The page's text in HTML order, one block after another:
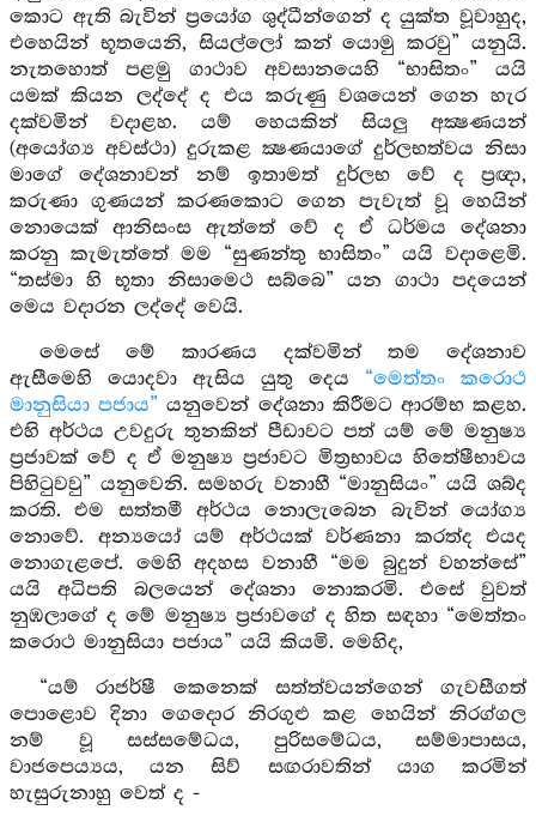
කොට ඇති බැවින් ප්‍රයෝග ශුද්ධීන්ගෙන් ද යුක්ත වූවාහුද,
එහෙයින් භූතයෙනි, සියල්ලෝ කන් යොමු කරවු” යනුයි.
නැතහොත් පළමු ගාථාව අවසානයෙහි “භාසිතං” යයි
යමක් කියන ලද්දේ ද එය කරුණු වශයෙන් ගෙන හැර
දක්වමින් වදාළහ. යම් හෙයකින් සියලු අක්‍ෂණයන්
(අයෝග්‍ය අවස්ථා) දුරුකළ ක්‍ෂණයාගේ දුර්ලභත්වය නිසා
මාගේ දේශනාවන් නම් ඉතාමත් දුර්ලභ වේ ද ප්‍රඥා,
කරුණා ගුණයන් කරණකොට ගෙන පැවැත් වූ හෙයින්
නොයෙක් ආනිසංස ඇත්තේ වේ ද ඒ ධර්මය දේශනා
කරනු කැමැත්තේ මම “සුණන්තු භාසිතං” යයි වදාළෙමි.
“තස්මා හි භූතා නිසාමෙථ සබ්බෙ” යන ගාථා පදයෙන්
මෙය වදාරන ලද්දේ වෙයි.
මෙසේ මේ කාරණය දක්වමින් තම දේශනාව
ඇසීමෙහි යොදවා ඇසිය යුතු දෙය “මෙත්තං කරොථ
මානුසියා පජාය” යනුවෙන් දේශනා කිරීමට ආරම්භ කළහ.
එහි අර්ථය උවදුරු තුනකින් පීඩාවට පත් යම් මේ මනුෂ්‍ය
ප්‍රජාවක් වේ ද ඒ මනුෂ්‍ය ප්‍රජාවට මිත්‍රභාවය හිතේෂීභාවය
පිහිටුවවු” යනුවෙනි. සමහරු වනාහී “මානුසියං” යයි ශබ්ද
කරති. එම සත්තමී අර්ථය නොලැබෙන බැවින් යෝග්‍ය
නොවේ. අන්‍යයෝ යම් අර්ථයක් වර්ණනා කරත්ද එයද
නොගැළපේ. මෙහි අදහස වනාහී “මම බුදුන් වහන්සේ”
යයි අධිපති බලයෙන් දේශනා නොකරමි. එසේ වුවත්
නුඹලාගේ ද මේ මනුෂ්‍ය ප්‍රජාවගේ ද හිත සඳහා “මෙත්තං
කරොථ මානුසියා පජාය” යයි කියමි. මෙහිද,
“යම් රාජර්ෂී කෙනෙක් සත්ත්වයන්ගෙන් ගැවසීගත්
පොළොව දිනා ගෙදොර නිරගුළු කළ හෙයින් නිරග්ගල
නම් වූ සස්සමේධය, පුරිසමේධය, සම්මාපාසය,
වාජපෙය්‍යය, යන සිව් සඟරාවතින් යාග කරමින්
හැසුරුනාහු වෙත් ද -